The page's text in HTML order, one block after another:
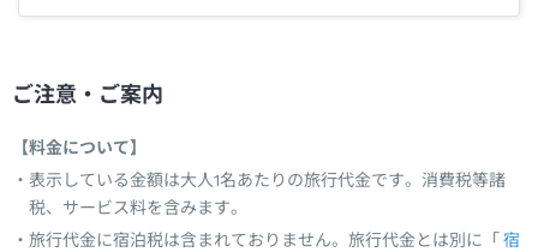
ご注意・ご案内
【料金について】
表示している金額は大人1名あたりの旅行代金です。消費税等諸
税、サービス料を含みます。
旅行代金に宿泊税は含まれておりません。旅行代金とは別に「 宿